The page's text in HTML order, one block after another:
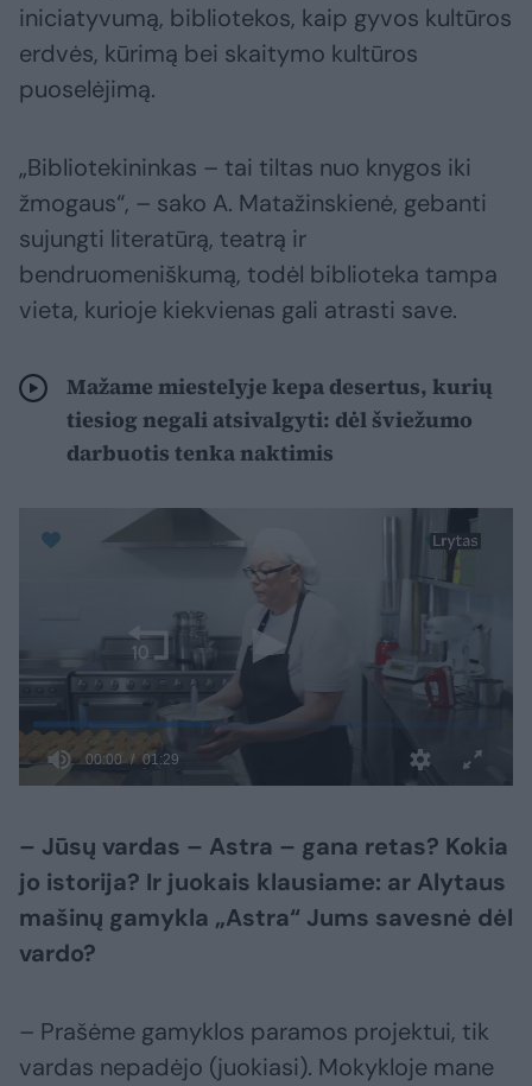
iniciatyvumą, bibliotekos, kaip gyvos kultūros
erdvės, kūrimą bei skaitymo kultūros
puoselėjimą.
„Bibliotekininkas – tai tiltas nuo knygos iki
žmogaus“, – sako A. Matažinskienė, gebanti
sujungti literatūrą, teatrą ir
bendruomeniškumą, todėl biblioteka tampa
vieta, kurioje kiekvienas gali atrasti save.
Mažame miestelyje kepa desertus, kurių
tiesiog negali atsivalgyti: dėl šviežumo
darbuotis tenka naktimis
– Jūsų vardas – Astra – gana retas? Kokia
jo istorija? Ir juokais klausiame: ar Alytaus
mašinų gamykla „Astra“ Jums savesnė dėl
vardo?
– Prašėme gamyklos paramos projektui, tik
vardas nepadėjo (juokiasi). Mokykloje mane